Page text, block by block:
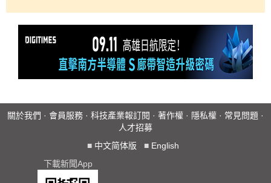
關於我們 · 會員服務 · 科技產業報訂閱 · 著作權 · 隱私權 · 常見問題 ·
人才招募
■ 中文简体版 ■ English
下載新聞App